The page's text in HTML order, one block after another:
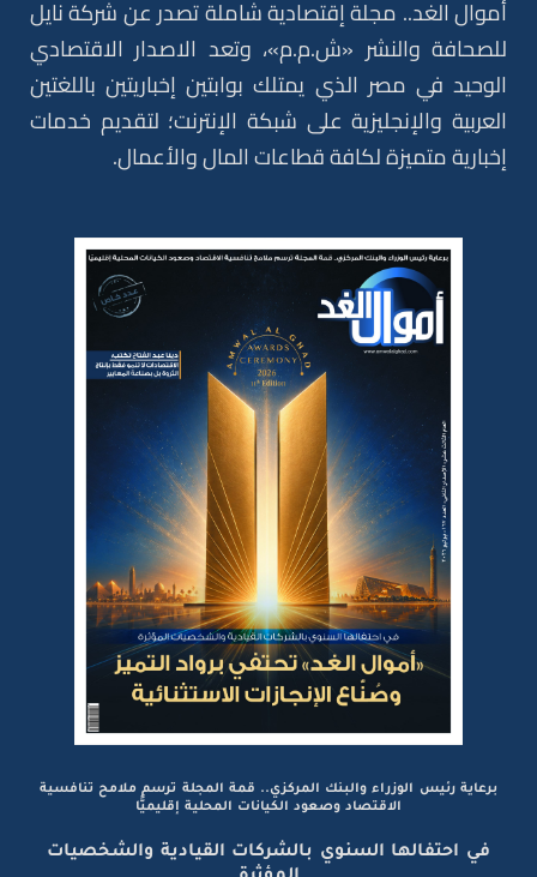
أموال الغد.. مجلة إقتصادية شاملة تصدر عن شركة نايل
للصحافة والنشر «ش.م.م»، وتعد الاصدار الاقتصادي
الوحيد في مصر الذي يمتلك بوابتين إخباريتين باللغتين
العربية والإنجليزية على شبكة الإنترنت؛ لتقديم خدمات
إخبارية متميزة لكافة قطاعات المال والأعمال.
برعاية رئيس الوزراء والبنك المركزي.. قمة المجلة ترسم ملامح تنافسية
الاقتصاد وصعود الكيانات المحلية إقليميًّا
في احتفالها السنوي بالشركات القيادية والشخصيات